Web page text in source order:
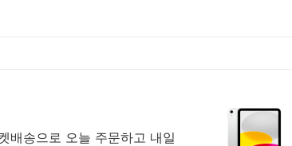
배송으로 오늘 주문하고 내일